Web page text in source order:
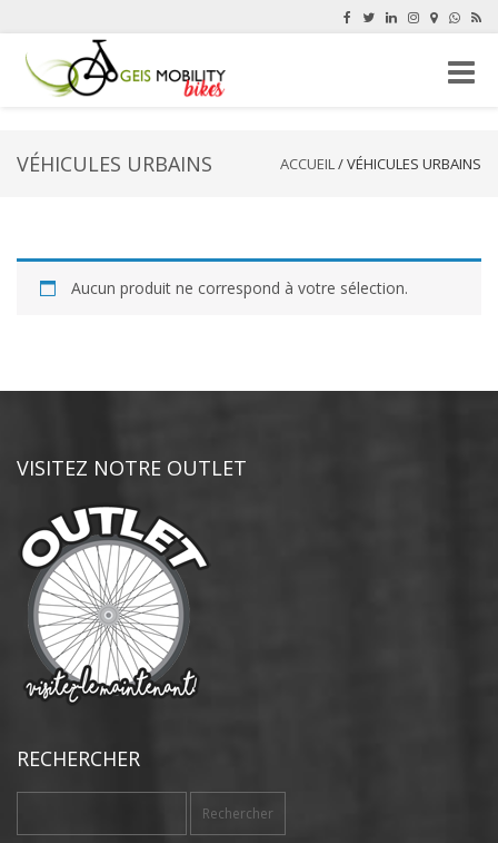
-
VÉHICULES URBAINS ACCUEIL/ VÉHICULES URBAINS
Aucun produit ne correspond à votre sélection.
VISITEZ NOTRE OUTLET
RECHERCHER